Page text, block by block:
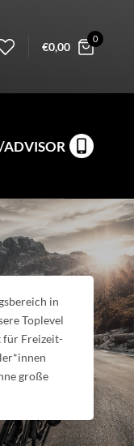
€0,00
0
ADVISOR
in
Toplevel
für Freizeit-
große